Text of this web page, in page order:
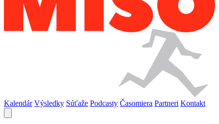
Kalendár Výsledky Súťaže Podcasty Časomiera Partneri Kontakt